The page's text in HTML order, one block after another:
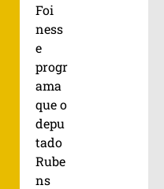
Foi
ness
e
progr
ama
que o
depu
tado
Rube
ns